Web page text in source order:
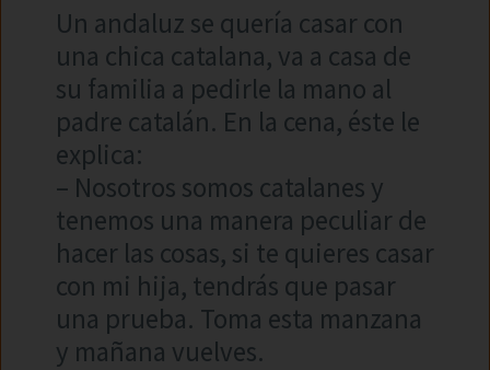
Un andaluz se quería casar con
una chica catalana, va a casa de
su familia a pedirle la mano al
padre catalán. En la cena, éste le
explica:
– Nosotros somos catalanes y
tenemos una manera peculiar de
hacer las cosas, si te quieres casar
con mi hija, tendrás que pasar
una prueba. Toma esta manzana
y mañana vuelves.